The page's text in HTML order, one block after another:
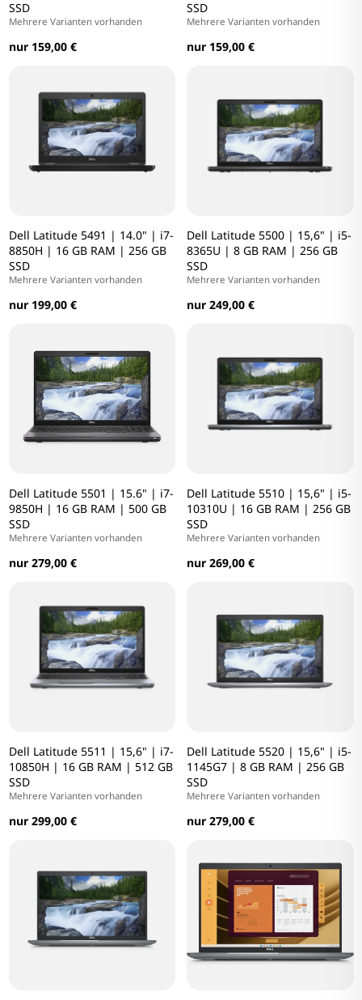
SSD
Mehrere Varianten vorhanden
nur 159,00 €
SSD
Mehrere Varianten vorhanden
nur 159,00 €
Dell Latitude 5491 | 14.0" | i7-
8850H | 16 GB RAM | 256 GB
SSD
Mehrere Varianten vorhanden
nur 199,00 €
Dell Latitude 5500 | 15,6" | i5-
8365U | 8 GB RAM | 256 GB
SSD
Mehrere Varianten vorhanden
nur 249,00 €
Dell Latitude 5501 | 15.6" | i7-
9850H | 16 GB RAM | 500 GB
SSD
Mehrere Varianten vorhanden
nur 279,00 €
Dell Latitude 5510 | 15,6" | i5-
10310U | 16 GB RAM | 256 GB
SSD
Mehrere Varianten vorhanden
nur 269,00 €
Dell Latitude 5511 | 15,6" | i7-
10850H | 16 GB RAM | 512 GB
SSD
Mehrere Varianten vorhanden
nur 299,00 €
Dell Latitude 5520 | 15,6" | i5-
1145G7 | 8 GB RAM | 256 GB
SSD
Mehrere Varianten vorhanden
nur 279,00 €